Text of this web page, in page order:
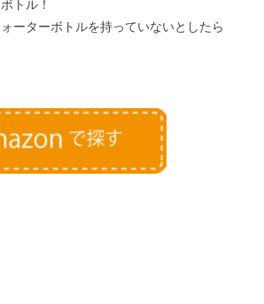
トル！
ーターボトルを持っていないとしたら